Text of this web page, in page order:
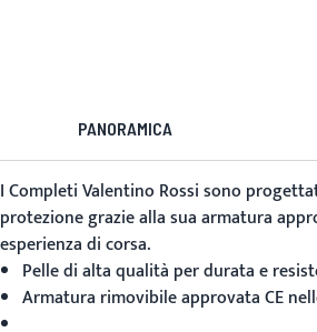
PANORAMICA
ICompleti Valentino Rossisono
protezione grazie alla sua armatura
esperienza di corsa.
Pelle di alta qualità per durata e
Armatura rimovibile approvata CE